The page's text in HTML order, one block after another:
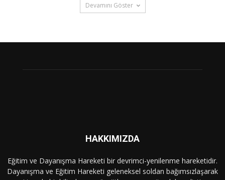
Devamını Göster
HAKKIMIZDA
Eğitim ve Dayanışma Hareketi bir devrimci-yenilenme hareketidir.
Dayanışma ve Eğitim Hareketi geleneksel soldan bağımsızlaşarak